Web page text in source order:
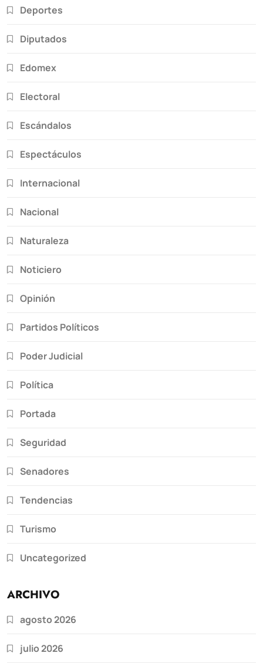
Deportes
Diputados
Edomex
Electoral
Escándalos
Espectáculos
Internacional
Nacional
Naturaleza
Noticiero
Opinión
Partidos Políticos
Poder Judicial
Política
Portada
Seguridad
Senadores
Tendencias
Turismo
Uncategorized
ARCHIVO
agosto 2026
julio 2026